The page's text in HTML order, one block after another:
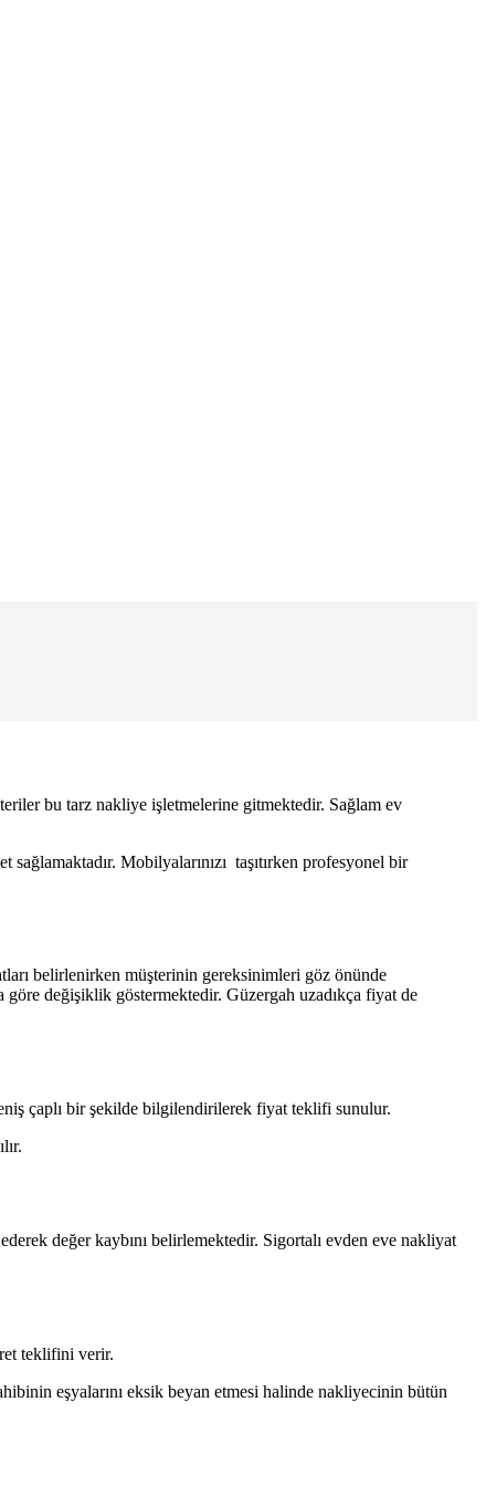
bu tarz nakliye işletmelerine gitmektedir. Sağlam ev
Mobilyalarınızı taşıtırken profesyonel bir
belirlenirken müşterinin gereksinimleri göz önünde
göre değişiklik göstermektedir. Güzergah uzadıkça fiyat de
çaplı bir şekilde bilgilendirilerek fiyat teklifi sunulur.
değer kaybını belirlemektedir. Sigortalı evden eve nakliyat
teklifini verir.
eşyalarını eksik beyan etmesi halinde nakliyecinin bütün